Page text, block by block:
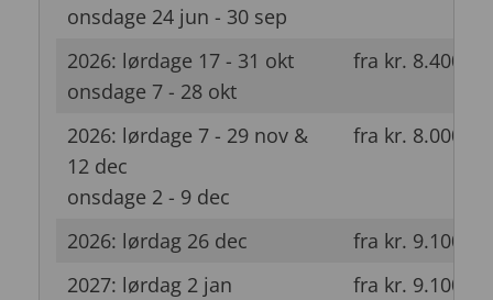
onsdage 24 jun - 30 sep
2026: lørdage 17 - 31 okt
onsdage 7 - 28 okt
fra kr. 8.400
2026: lørdage 7 - 29 nov &
12 dec
onsdage 2 - 9 dec
fra kr. 8.000
2026: lørdag 26 dec
fra kr. 9.100
2027: lørdag 2 jan
fra kr. 9.100